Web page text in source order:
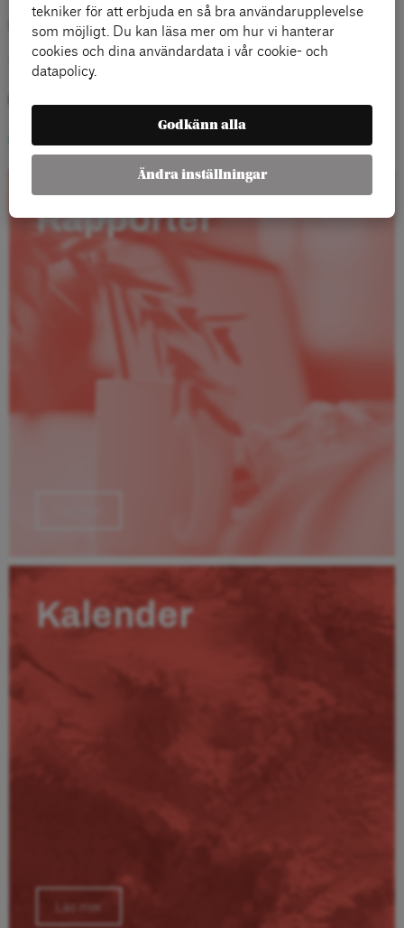
Moderator: Boa Ruthström, Arena Idé.
Your browser does not support iframes.
Rapporter
Kalender
Läs mer
tekniker för att erbjuda en så bra användarupplevelse
som möjligt. Du kan läsa mer om hur vi hanterar
cookies och dina användardata i vår cookie- och
datapolicy.
Godkänn alla
Ändra inställningar